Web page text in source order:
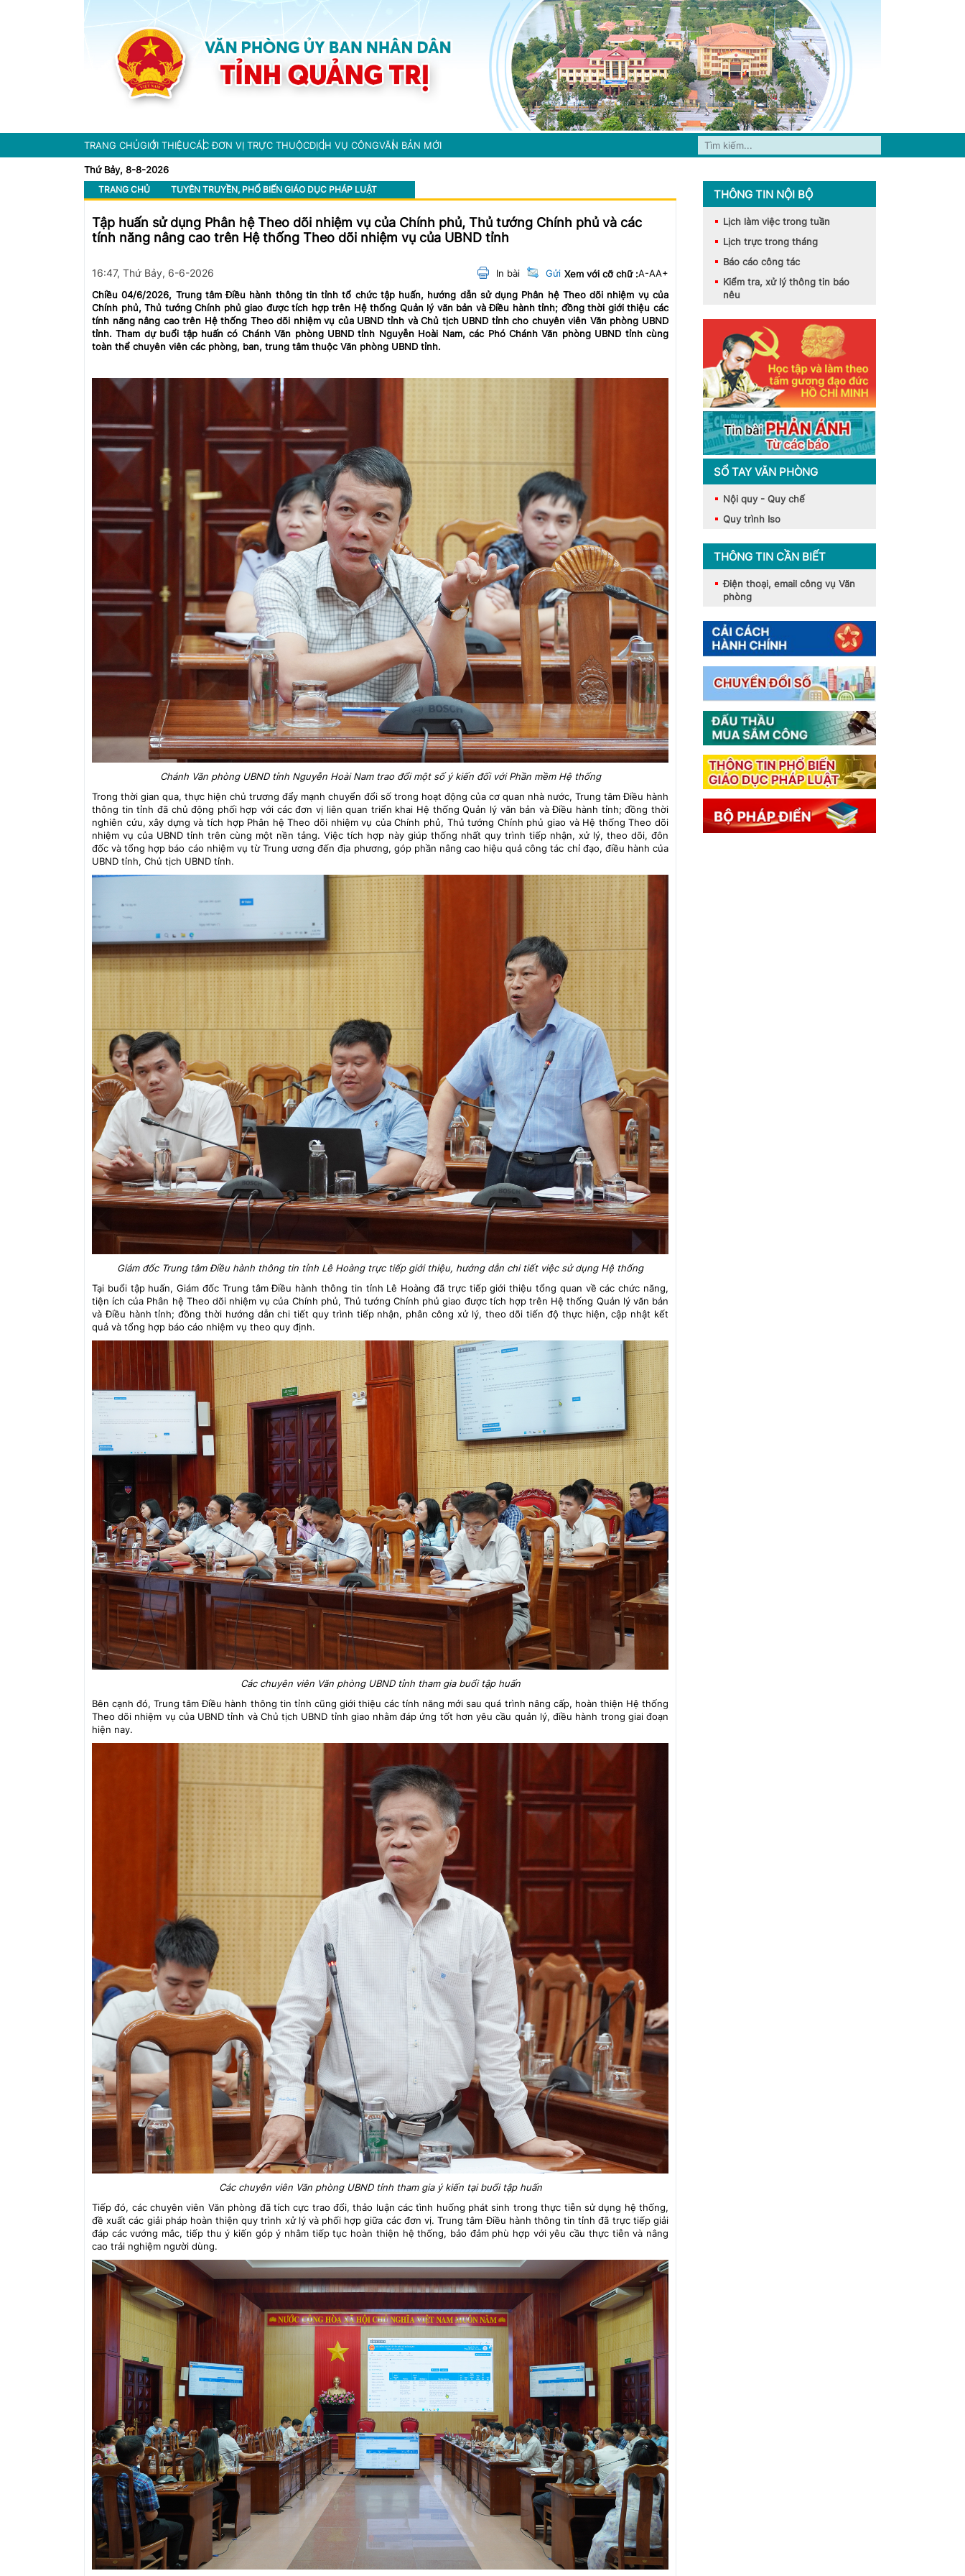
TRANG CHỦGIỚI THIỆUCÁC ĐƠN VỊ TRỰC THUỘCDỊCH VỤ CÔNGVĂN BẢN MỚI
Thứ Bảy, 8-8-2026
TRANG CHỦ TUYÊN TRUYỀN, PHỔ BIẾN GIÁO DỤC PHÁP LUẬT
Tập huấn sử dụng Phân hệ Theo dõi nhiệm vụ của Chính phủ, Thủ tướng Chính phủ và các
tính năng nâng cao trên Hệ thống Theo dõi nhiệm vụ của UBND tỉnh
16:47, Thứ Bảy, 6-6-2026 In bài Gửi Xem với cỡ chữ :A-AA+
Chiều 04/6/2026, Trung tâm Điều hành thông tin tỉnh tổ chức tập huấn, hướng dẫn sử dụng Phân hệ Theo dõi nhiệm vụ của
Chính phủ, Thủ tướng Chính phủ giao được tích hợp trên Hệ thống Quản lý văn bản và Điều hành tỉnh; đồng thời giới thiệu các
tính năng nâng cao trên Hệ thống Theo dõi nhiệm vụ của UBND tỉnh và Chủ tịch UBND tỉnh cho chuyên viên Văn phòng UBND
tỉnh. Tham dự buổi tập huấn có Chánh Văn phòng UBND tỉnh Nguyễn Hoài Nam, các Phó Chánh Văn phòng UBND tỉnh cùng
toàn thể chuyên viên các phòng, ban, trung tâm thuộc Văn phòng UBND tỉnh.
Chánh Văn phòng UBND tỉnh Nguyễn Hoài Nam trao đổi một số ý kiến đối với Phần mềm Hệ thống
Trong thời gian qua, thực hiện chủ trương đẩy mạnh chuyển đổi số trong hoạt động của cơ quan nhà nước, Trung tâm Điều hành
thông tin tỉnh đã chủ động phối hợp với các đơn vị liên quan triển khai Hệ thống Quản lý văn bản và Điều hành tỉnh; đồng thời
nghiên cứu, xây dựng và tích hợp Phân hệ Theo dõi nhiệm vụ của Chính phủ, Thủ tướng Chính phủ giao và Hệ thống Theo dõi
nhiệm vụ của UBND tỉnh trên cùng một nền tảng. Việc tích hợp này giúp thống nhất quy trình tiếp nhận, xử lý, theo dõi, đôn
đốc và tổng hợp báo cáo nhiệm vụ từ Trung ương đến địa phương, góp phần nâng cao hiệu quả công tác chỉ đạo, điều hành của
UBND tỉnh, Chủ tịch UBND tỉnh.
Giám đốc Trung tâm Điều hành thông tin tỉnh Lê Hoàng trực tiếp giới thiệu, hướng dẫn chi tiết việc sử dụng Hệ thống
Tại buổi tập huấn, Giám đốc Trung tâm Điều hành thông tin tỉnh Lê Hoàng đã trực tiếp giới thiệu tổng quan về các chức năng,
tiện ích của Phân hệ Theo dõi nhiệm vụ của Chính phủ, Thủ tướng Chính phủ giao được tích hợp trên Hệ thống Quản lý văn bản
và Điều hành tỉnh; đồng thời hướng dẫn chi tiết quy trình tiếp nhận, phân công xử lý, theo dõi tiến độ thực hiện, cập nhật kết
quả và tổng hợp báo cáo nhiệm vụ theo quy định.
Các chuyên viên Văn phòng UBND tỉnh tham gia buổi tập huấn
Bên cạnh đó, Trung tâm Điều hành thông tin tỉnh cũng giới thiệu các tính năng mới sau quá trình nâng cấp, hoàn thiện Hệ thống
Theo dõi nhiệm vụ của UBND tỉnh và Chủ tịch UBND tỉnh giao nhằm đáp ứng tốt hơn yêu cầu quản lý, điều hành trong giai đoạn
hiện nay.
Các chuyên viên Văn phòng UBND tỉnh tham gia ý kiến tại buổi tập huấn
Tiếp đó, các chuyên viên Văn phòng đã tích cực trao đổi, thảo luận các tình huống phát sinh trong thực tiễn sử dụng hệ thống,
đề xuất các giải pháp hoàn thiện quy trình xử lý và phối hợp giữa các đơn vị. Trung tâm Điều hành thông tin tỉnh đã trực tiếp giải
đáp các vướng mắc, tiếp thu ý kiến góp ý nhằm tiếp tục hoàn thiện hệ thống, bảo đảm phù hợp với yêu cầu thực tiễn và nâng
cao trải nghiệm người dùng.
THÔNG TIN NỘI BỘ
Lịch làm việc trong tuần
Lịch trực trong tháng
Báo cáo công tác
Kiểm tra, xử lý thông tin báo
nêu
SỔ TAY VĂN PHÒNG
Nội quy - Quy chế
Quy trình Iso
THÔNG TIN CẦN BIẾT
Điện thoại, email công vụ Văn
phòng